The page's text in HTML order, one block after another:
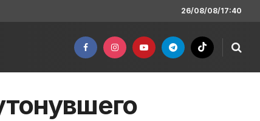
26/08/08/17:40